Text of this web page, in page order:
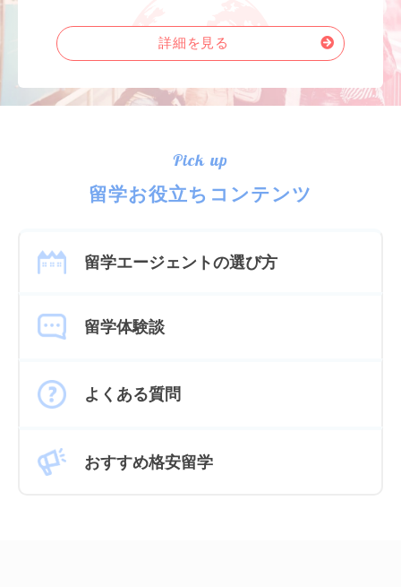
詳細を見る
Pick up
留学お役立ちコンテンツ
留学エージェントの選び方
留学体験談
よくある質問
おすすめ格安留学